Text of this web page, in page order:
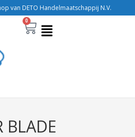
van DETO Handelmaatschappij N.V.
0
BLADE